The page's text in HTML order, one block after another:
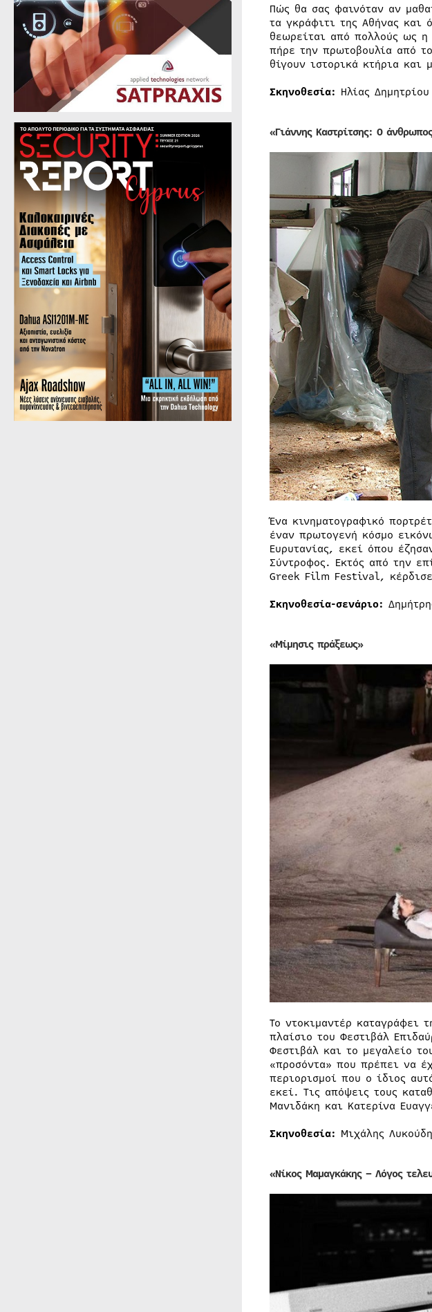
Πώς θα σας φαινόταν αν
τα γκράφιτι της Αθήνας και
θεωρείται από πολλούς ως
πήρε την πρωτοβουλία από
θίγουν ιστορικά κτήρια και
Σκηνοθεσία: Ηλίας Δημητρίου
«Γιάννης Καστρίτσης: Ο
Ένα κινηματογραφικό
έναν πρωτογενή κόσμο
Ευρυτανίας, εκεί όπου
Σύντροφος. Εκτός από την
Greek Film Festival,
Σκηνοθεσία-σενάριο:
«Μίμησις πράξεως»
Το ντοκιμαντέρ καταγράφει
πλαίσιο του Φεστιβάλ
Φεστιβάλ και το μεγαλείο
«προσόντα» που πρέπει να
περιορισμοί που ο ίδιος
εκεί. Τις απόψεις τους
Μανιδάκη και Κατερίνα
Σκηνοθεσία: Μιχάλης
«Νίκος Μαμαγκάκης – Λόγος